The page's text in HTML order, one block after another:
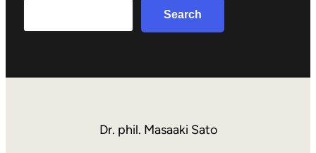
Search
Dr. phil. Masaaki Sato